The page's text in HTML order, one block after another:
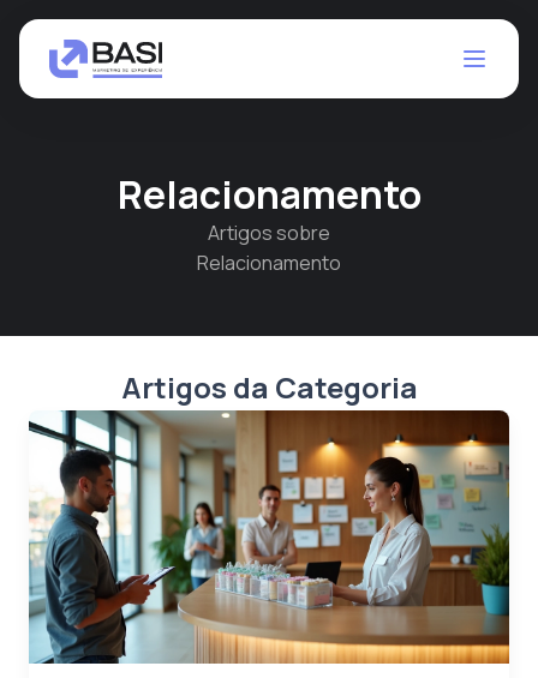
Relacionamento
Artigos sobre
Relacionamento
Artigos da Categoria